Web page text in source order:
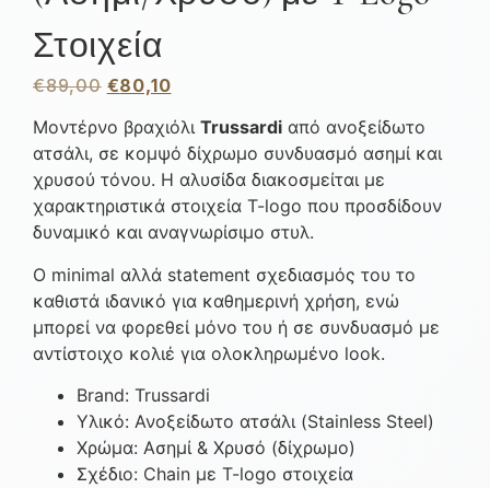
Στοιχεία
€89,00 €80,10
Μοντέρνο βραχιόλι Trussardi από ανοξείδωτο
ατσάλι, σε κομψό δίχρωμο συνδυασμό ασημί και
χρυσού τόνου. Η αλυσίδα διακοσμείται με
χαρακτηριστικά στοιχεία T-logo που προσδίδουν
δυναμικό και αναγνωρίσιμο στυλ.
Ο minimal αλλά statement σχεδιασμός του το
καθιστά ιδανικό για καθημερινή χρήση, ενώ
μπορεί να φορεθεί μόνο του ή σε συνδυασμό με
αντίστοιχο κολιέ για ολοκληρωμένο look.
Brand: Trussardi
Υλικό: Ανοξείδωτο ατσάλι (Stainless Steel)
Χρώμα: Ασημί & Χρυσό (δίχρωμο)
Σχέδιο: Chain με T-logo στοιχεία